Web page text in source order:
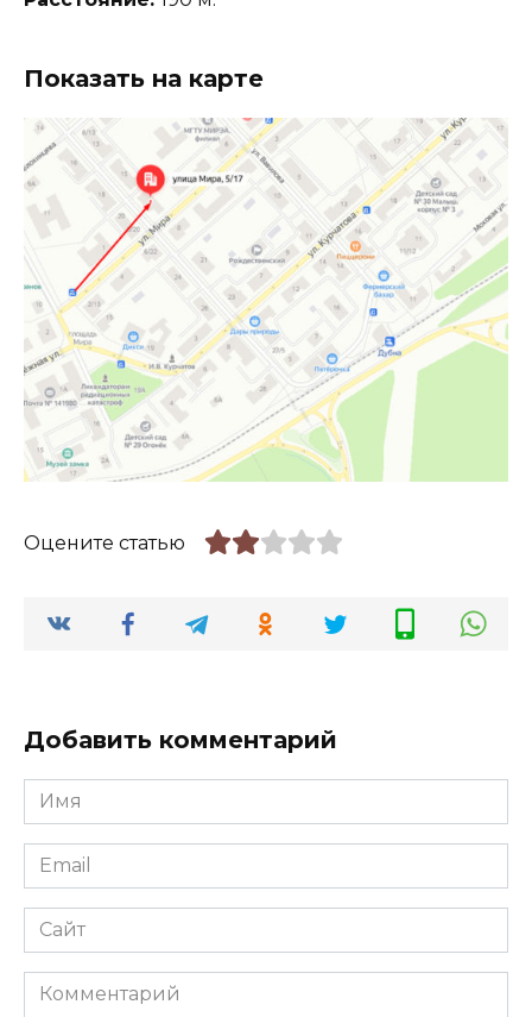
Показать на карте
Оцените статью
Добавить комментарий
Имя
*
Email
*
Сайт
Комментарий